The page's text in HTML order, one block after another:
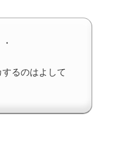
るのはよして